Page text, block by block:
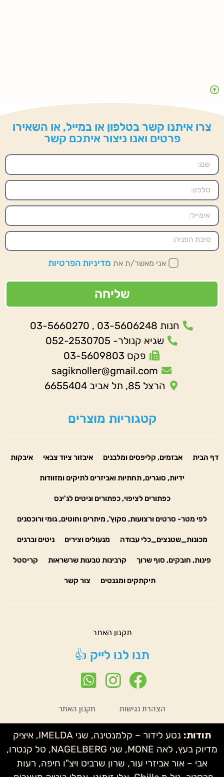
צרו איתנו קשר בטלפון או במייל, או השאירו
פרטים ואנו ניצור איתכם קשר
אני מאשר/ת את מדיניות הפרטיות
שליחה
חנות 03-5606248 , 03-5660270
שגיא קנולר- 052-2530705
פקס 03-5609803
sagiknoller@gmail.com
הרצל 85, תל אביב 6655404
קטגוריות מוצרים
דף הבית אבזמים, קליפסים ומלבנים איבזור ציוד צבאי איבקות
ידיות, סוגרים, תחתיות ואביזרים לתיקים ומזוודות
כפתורים לציפוי, כפתורים וניטים לג'ינס
לפי מטר- סרטים ורצועות, סקוץ', מיתרים וחוטים, גומי ורוכסנים
מכונות_שטנצים_כלי עבודה מנעולים וצירים ניטים וברגים
פינות, חובקים, סוף שרוך קרבינות טבעות שרשראות קריסטל
תיקתקים ומגנטים צור קשר
תקנון האתר
תנו לנו לייק 👍
הצהרת נגישות תקנון האתר
תודות:
נטע לידור – קלמנטינה, שני IMELDA, איציק
מדיוק בעץ, לאה MONE, שני NAGELBERG, טל קנטרו,
אבי – אור אביזרי עור, שרון שרביט ויצ"ו חיפה, רעות